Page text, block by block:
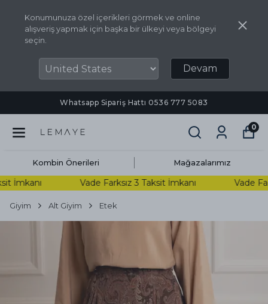
Konumunuza özel içerikleri görmek ve online
alışveriş yapmak için başka bir ülkeyi veya bölgeyi
seçin.
Devam
Whatsapp Sipariş Hattı ‪0536 777 5083‬
0
Kombin Önerileri Mağazalarımız
İmkanı Vade Farksız 3 Taksit İmkanı Vade
Giyim Alt Giyim Etek